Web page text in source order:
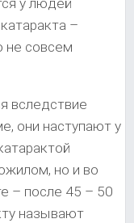
у людей
–
не совсем
вследствие
они наступают у
но и во
– после 45 – 50
называют